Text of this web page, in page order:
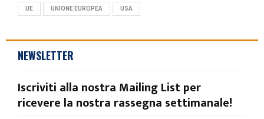
UE UNIONE EUROPEA USA
NEWSLETTER
Iscriviti alla nostra Mailing List per
ricevere la nostra rassegna settimanale!